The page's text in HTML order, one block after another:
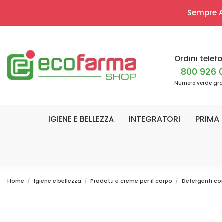
Sempre
Ordini
800 926
Numero verde
IGIENE E BELLEZZA INTEGRATORI PRIMA
Home Igiene e bellezza Prodotti e creme per il corpo Detergenti